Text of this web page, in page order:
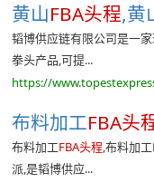
黄山FBA头程,黄
韬博供应链有限公司是一
拳头产品,可提...
https://
布料加工FBA头
布料加工FBA头程,布料加
派,是韬博供应...